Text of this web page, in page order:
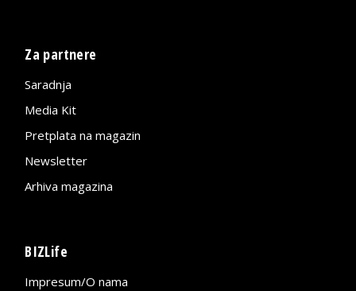
Za partnere
Saradnja
Media Kit
Pretplata na magazin
Newsletter
Arhiva magazina
BIZLife
Impresum/O nama